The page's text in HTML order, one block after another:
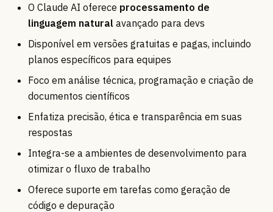
O Claude AI oferece processamento de
linguagem natural avançado para devs
Disponível em versões gratuitas e pagas, incluindo
planos específicos para equipes
Foco em análise técnica, programação e criação de
documentos científicos
Enfatiza precisão, ética e transparência em suas
respostas
Integra-se a ambientes de desenvolvimento para
otimizar o fluxo de trabalho
Oferece suporte em tarefas como geração de
código e depuração